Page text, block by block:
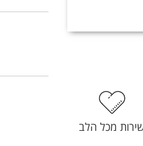
מכל הלב